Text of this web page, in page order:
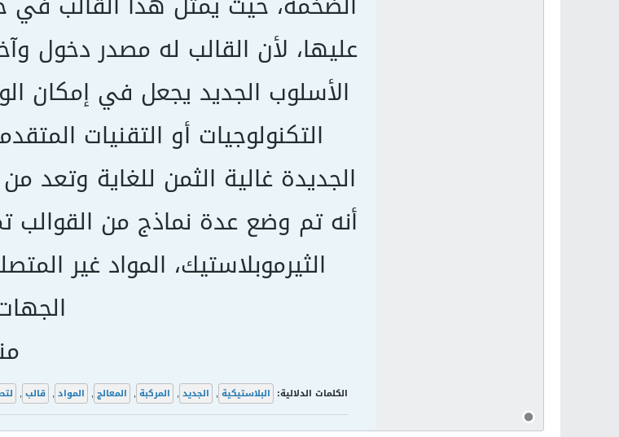
عليها، لأن القالب له مصدر دخول
الأسلوب الجديد يجعل في إمكان
التكنولوجيات أو التقنيات
الجديدة غالية الثمن للغاية وتعد
أنه تم وضع عدة نماذج من
الثيرموبلاستيك، المواد غير
الكلمات الدلالية: البلاستيكية , الجديد , المركبة , المعالج , المواد , قالب ,